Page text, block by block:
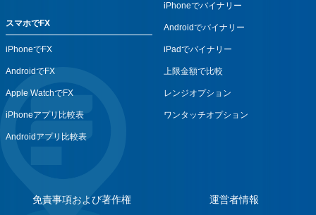
スマホでFX
iPhoneでFX
AndroidでFX
Apple WatchでFX
iPhoneアプリ比較表
Androidアプリ比較表
iPhoneでバイナリー
Androidでバイナリー
iPadでバイナリー
上限金額で比較
レンジオプション
ワンタッチオプション
免責事項および著作権 運営者情報